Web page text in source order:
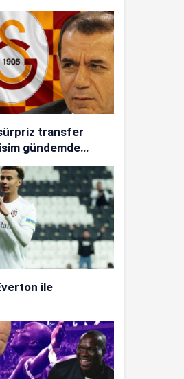
transfer
gündemde…
ile